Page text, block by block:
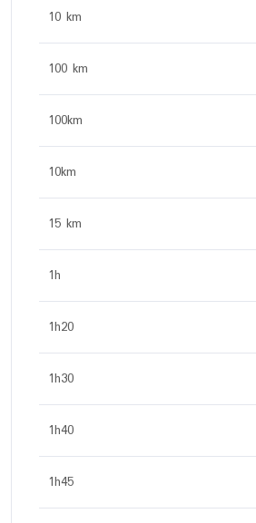
10 km
100 km
100km
10km
15 km
1h
1h20
1h30
1h40
1h45